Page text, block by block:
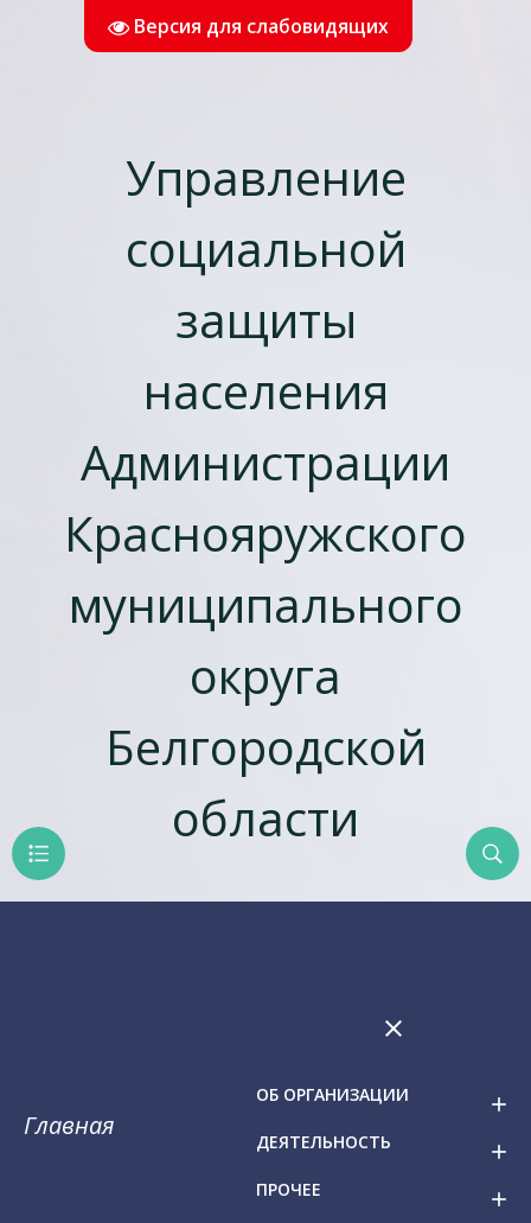
Версия для слабовидящих
Управление
социальной
защиты
населения
Администрации
Краснояружского
муниципального
округа
Белгородской
области
Главная
ОБ ОРГАНИЗАЦИИ add
ДЕЯТЕЛЬНОСТЬ add
ПРОЧЕЕ add
close